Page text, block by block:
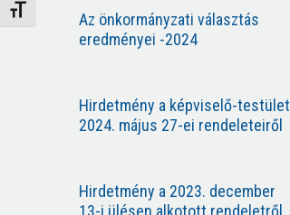
Betűméret váltásaAz önkormányzati választás
eredményei -2024
Hirdetmény a képviselő-testület
2024. május 27-ei rendeleteiről
Hirdetmény a 2023. december
13-i ülésen alkotott rendeletről